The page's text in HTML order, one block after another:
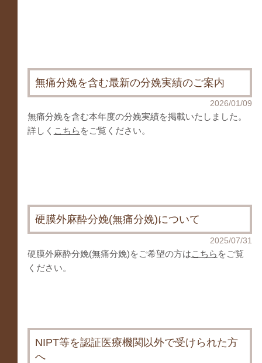
無痛分娩を含む最新の分娩実績のご案内
2026/01/09
無痛分娩を含む本年度の分娩実績を掲載いたしました。
詳しく こちら をご覧ください。
硬膜外麻酔分娩(無痛分娩)について
2025/07/31
硬膜外麻酔分娩(無痛分娩)をご希望の方はこちら をご覧
ください。
NIPT等を認証医療機関以外で受けられた方
へ